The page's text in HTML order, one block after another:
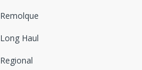
Remolque
Long Haul
Regional